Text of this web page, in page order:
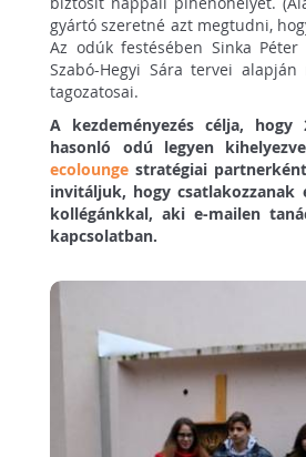
gyártó szeretné azt megtudni,
Az odúk festésében Sinka
Szabó-Hegyi Sára tervei
tagozatosai.
A kezdeményezés célja,
hasonló odú legyen
ecolounge stratégiai
invitáljuk, hogy csatlakozzanak
kollégánkkal, aki e-mailen
kapcsolatban.